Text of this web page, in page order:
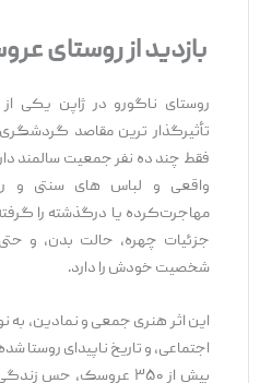
بازدید از روستای
روستای ناگورو در ژاپن یکی
تأثیرگذار ترین مقاصد گردشگری
فقط چند ده نفر جمعیت سالمند
واقعی و لباس ‌های سنتی و
مهاجرت‌کرده یا درگذشته را
جزئیات چهره، حالت بدن، و
شخصیت خودش را دارد.
این اثر هنری جمعی و نمادین، به
اجتماعی، و تاریخ ناپیدای روستا
بیش از ۳۵۰ عروسک، حس